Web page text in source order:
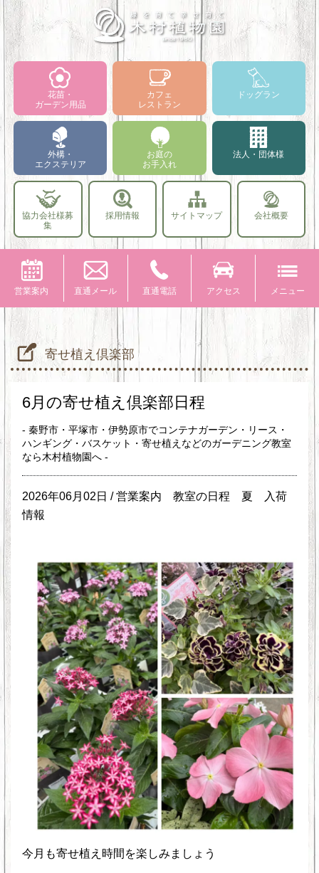
花苗・
ガーデン用品
カフェ
レストラン
ドッグラン
外構・
エクステリア
お庭の
お手入れ
法人・団体様
協力会社様募
集
採用情報 サイトマップ 会社概要
営業案内 直通メール 直通電話 アクセス メニュー
寄せ植え倶楽部
6月の寄せ植え倶楽部日程
- 秦野市・平塚市・伊勢原市でコンテナガーデン・リース・
ハンギング・バスケット・寄せ植えなどのガーデニング教室
なら木村植物園へ -
2026年06月02日 /営業案内 教室の日程 夏
入荷
情報
今月も寄せ植え時間を楽しみましょう